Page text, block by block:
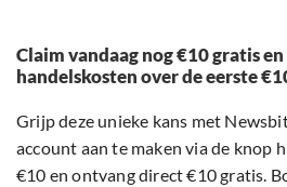
Claim vandaag nog €10 gratis
handelskosten over de eerste
Grijp deze unieke kans met
account aan te maken via de knop
€10 en ontvang direct €10 gratis.